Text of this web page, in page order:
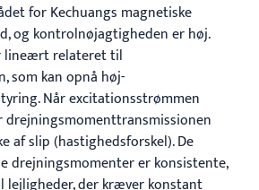
for Kechuangs magnetiske
og kontrolnøjagtigheden er høj.
lineært relateret til
som kan opnå høj-
Når excitationsstrømmen
af slip (hastighedsforskel). De
drejningsmomenter er konsistente,